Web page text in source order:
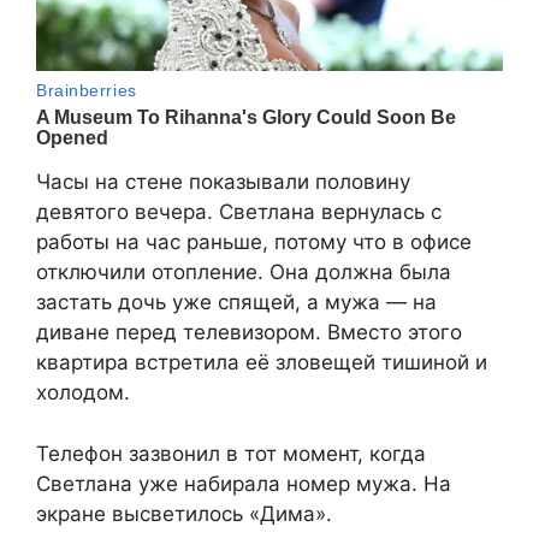
Часы на стене показывали половину
девятого вечера. Светлана вернулась с
работы на час раньше, потому что в офисе
отключили отопление. Она должна была
застать дочь уже спящей, а мужа — на
диване перед телевизором. Вместо этого
квартира встретила её зловещей тишиной и
холодом.
Телефон зазвонил в тот момент, когда
Светлана уже набирала номер мужа. На
экране высветилось «Дима».